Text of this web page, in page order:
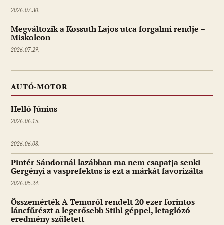
2026.07.30.
Megváltozik a Kossuth Lajos utca forgalmi rendje –
Miskolcon
2026.07.29.
AUTÓ-MOTOR
Helló Június
2026.06.15.
2026.06.08.
Pintér Sándornál lazábban ma nem csapatja senki –
Gergényi a vasprefektus is ezt a márkát favorizálta
2026.05.24.
Összemérték A Temuról rendelt 20 ezer forintos
láncfűrészt a legerősebb Stihl géppel, letaglózó
eredmény született